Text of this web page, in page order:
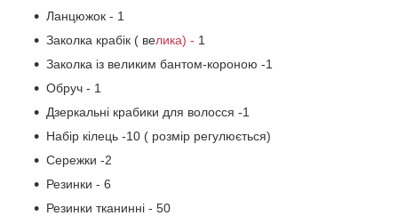
Ланцюжок - 1
Заколка крабік ( велика) - 1
Заколка із великим бантом-короною -1
Обруч - 1
Дзеркальні крабики для волосся -1
Набір кілець -10 ( розмір регулюється)
Сережки -2
Резинки - 6
Резинки тканинні - 50